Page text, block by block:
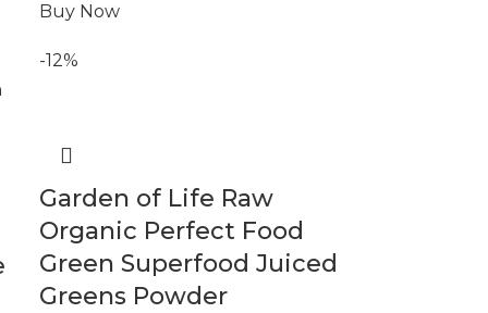
Buy Now
-12%
Garden of Life Raw
Organic Perfect Food
Green Superfood Juiced
Greens Powder